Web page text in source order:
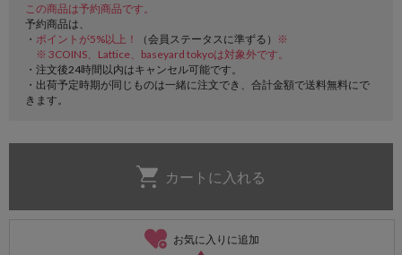
この商品は予約商品です。
予約商品は、
・ ポイントが5%以上！ （会員ステータスに準ずる）
※
※ 3COINS、Lattice、baseyard tokyoは対象外です。
・注文後24時間以内はキャンセル可能です。
・出荷予定時期が同じものは一緒に注文でき、合計金額で送料無料にで
きます。
お気に入りに追加